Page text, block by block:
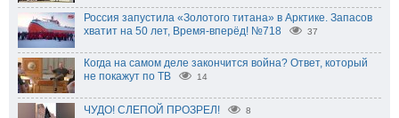
Россия запустила «Золотого титана» в Арктике. Запасов
хватит на 50 лет, Время-вперёд! №718
37
Когда на самом деле закончится война? Ответ, который
не покажут по ТВ
14
ЧУДО! СЛЕПОЙ ПРОЗРЕЛ! 8